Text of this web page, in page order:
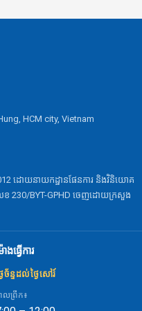
HCM city, Vietnam
ដោយនាយកដ្ឋានផែនការ និងវិនិយោគ
ខ 230/BYT-GPHD ចេញដោយក្រសួង
ងធ្វើការ
ៃច័ន្ទដល់ថ្ងៃសៅរ៍
លព្រឹក៖